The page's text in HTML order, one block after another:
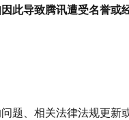
此导致腾讯遭受名誉或
题、相关法律法规更新